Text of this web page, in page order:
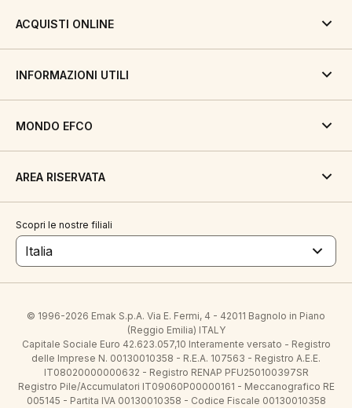
ACQUISTI ONLINE
INFORMAZIONI UTILI
MONDO EFCO
AREA RISERVATA
Scopri le nostre filiali
Italia
© 1996-2026 Emak S.p.A. Via E. Fermi, 4 - 42011 Bagnolo in Piano
(Reggio Emilia) ITALY
Capitale Sociale Euro 42.623.057,10 Interamente versato - Registro
delle Imprese N. 00130010358 - R.E.A. 107563 - Registro A.E.E.
IT08020000000632 - Registro RENAP PFU250100397SR
Registro Pile/Accumulatori IT09060P00000161 - Meccanografico RE
005145 - Partita IVA 00130010358 - Codice Fiscale 00130010358